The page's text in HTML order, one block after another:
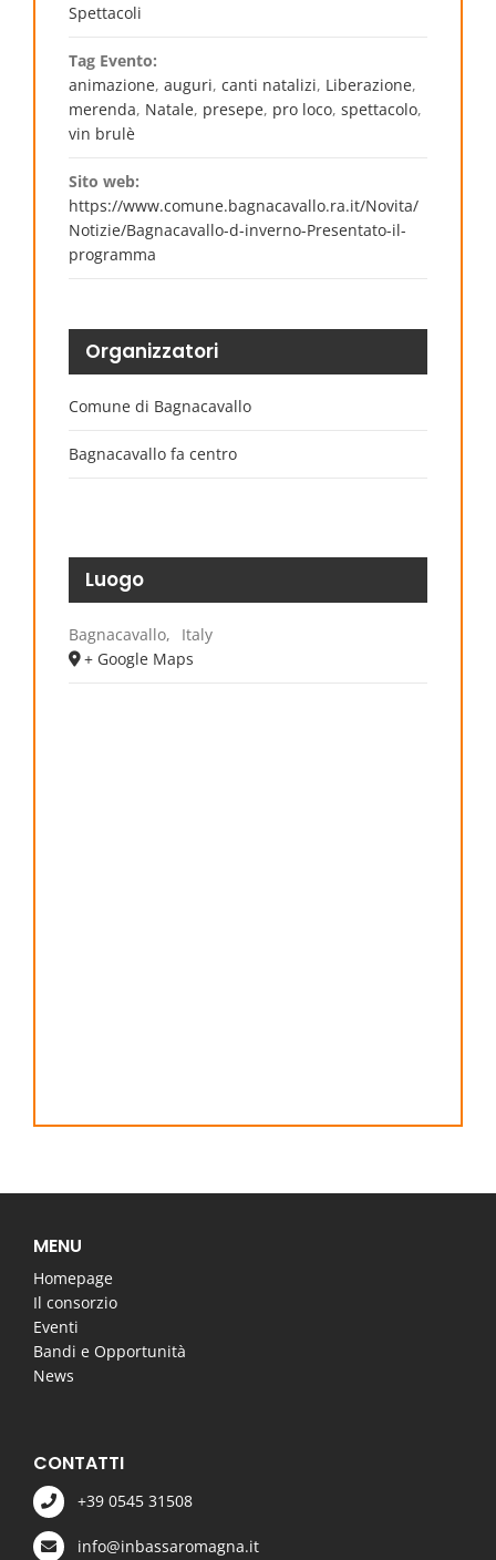
Spettacoli
Tag Evento:
animazione, auguri, canti natalizi, Liberazione,
merenda, Natale, presepe, pro loco, spettacolo,
vin brulè
Sito web:
https://www.comune.bagnacavallo.ra.it/Novita/
Notizie/Bagnacavallo-d-inverno-Presentato-il-
programma
Organizzatori
Comune di Bagnacavallo
Bagnacavallo fa centro
Luogo
Bagnacavallo,
Italy
+ Google Maps
MENU
Homepage
Il consorzio
Eventi
Bandi e Opportunità
News
CONTATTI
+39 0545 31508
info@inbassaromagna.it